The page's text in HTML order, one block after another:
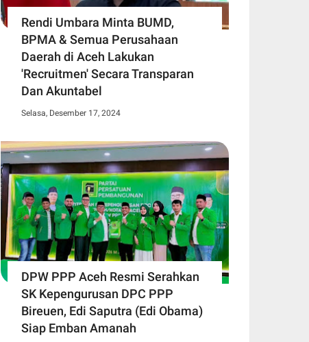
Rendi Umbara Minta BUMD,
BPMA & Semua Perusahaan
Daerah di Aceh Lakukan
'Recruitmen' Secara Transparan
Dan Akuntabel
Selasa, Desember 17, 2024
DPW PPP Aceh Resmi Serahkan
SK Kepengurusan DPC PPP
Bireuen, Edi Saputra (Edi Obama)
Siap Emban Amanah